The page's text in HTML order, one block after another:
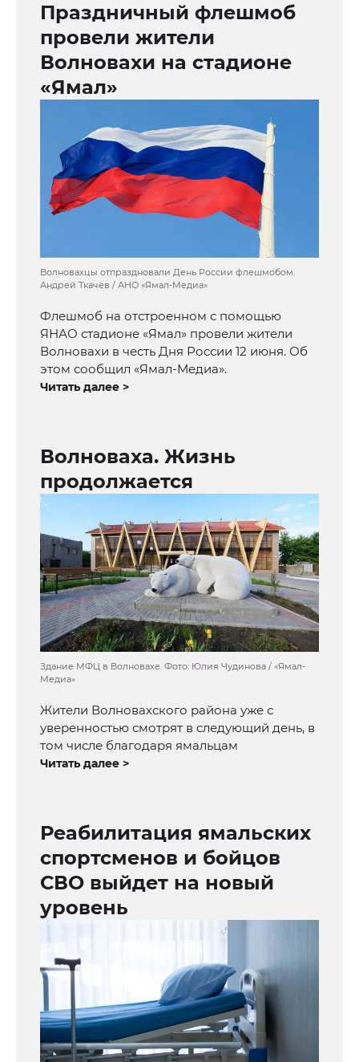
Праздничный флешмоб
провели жители
Волновахи на стадионе
«Ямал»
Волновахцы отпраздновали День России флешмобом.
Андрей Ткачёв / АНО «Ямал-Медиа»
Флешмоб на отстроенном с помощью
ЯНАО стадионе «Ямал» провели жители
Волновахи в честь Дня России 12 июня. Об
этом сообщил «Ямал-Медиа».
Читать далее >
Волноваха. Жизнь
продолжается
Здание МФЦ в Волновахе. Фото: Юлия Чудинова / «Ямал-
Медиа»
Жители Волновахского района уже с
уверенностью смотрят в следующий день, в
том числе благодаря ямальцам
Читать далее >
Реабилитация ямальских
спортсменов и бойцов
СВО выйдет на новый
уровень